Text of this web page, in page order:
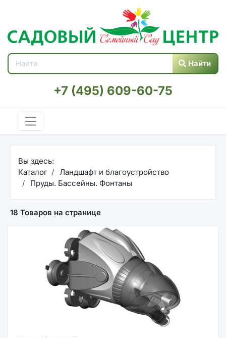
Найти
+7 (495) 609-60-75
Вы здесь:
Каталог
Ландшафт и благоустройство
Пруды. Бассейны. Фонтаны
18 Товаров на странице